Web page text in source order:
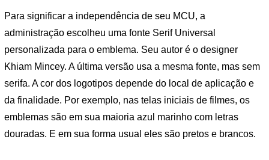
Para significar a independência de seu MCU, a
administração escolheu uma fonte Serif Universal
personalizada para o emblema. Seu autor é o designer
Khiam Mincey. A última versão usa a mesma fonte, mas sem
serifa. A cor dos logotipos depende do local de aplicação e
da finalidade. Por exemplo, nas telas iniciais de filmes, os
emblemas são em sua maioria azul marinho com letras
douradas. E em sua forma usual eles são pretos e brancos.